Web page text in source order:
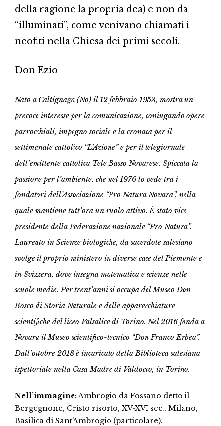
della ragione la propria dea) e non da
“illuminati”, come venivano chiamati i
neofiti nella Chiesa dei primi secoli.
Don Ezio
Nato a Caltignaga (No) il 12 febbraio 1953, mostra un
precoce interesse per la comunicazione, coniugando opere
parrocchiali, impegno sociale e la cronaca per il
settimanale cattolico “L’Azione” e per il telegiornale
dell’emittente cattolica Tele Basso Novarese. Spiccata la
passione per l’ambiente, che nel 1976 lo vede tra i
fondatori dell’Associazione “Pro Natura Novara”, nella
quale mantiene tutt’ora un ruolo attivo. È stato vice-
presidente della Federazione nazionale “Pro Natura”.
Laureato in Scienze biologiche, da sacerdote salesiano
svolge il proprio ministero in diverse case del Piemonte e
in Svizzera, dove insegna matematica e scienze nelle
scuole medie. Per trent’anni si occupa del Museo Don
Bosco di Storia Naturale e delle apparecchiature
scientifiche del liceo Valsalice di Torino. Nel 2016 fonda a
Novara il Museo scientifico-tecnico “Don Franco Erbea”.
Dall’ottobre 2018 è incaricato della Biblioteca salesiana
ispettoriale nella Casa Madre di Valdocco, in Torino.
Nell’immagine:Ambrogio da Fossano detto il
Bergognone, Cristo risorto, XV-XVI sec., Milano,
Basilica di Sant’Ambrogio (particolare).